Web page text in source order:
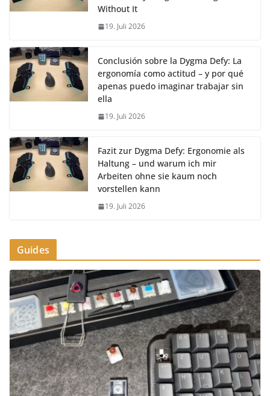
Without It
19. Juli 2026
Conclusión sobre la Dygma Defy: La
ergonomía como actitud – y por qué
apenas puedo imaginar trabajar sin
ella
19. Juli 2026
Fazit zur Dygma Defy: Ergonomie als
Haltung – und warum ich mir
Arbeiten ohne sie kaum noch
vorstellen kann
19. Juli 2026
Guides